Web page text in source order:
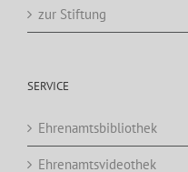
zur Stiftung
SERVICE
Ehrenamtsbibliothek
Ehrenamtsvideothek